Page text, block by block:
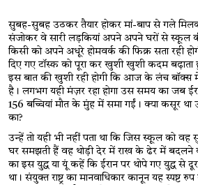
सुबह-सुबह उठकर तैयार होकर मां-बाप से गले
संजोकर वे सारी लड़कियां अपने अपने घरों से स्कूल
किसी को अपने अधूरे होमवर्क की फिक्र सता रही
दिए गए टॉस्क को पूरा कर खुशी खुशी कदम बढ़ाता
इस बात की खुशी रही होगी कि आज के लंच बॉक्स
है। लगभग यही मंज़र रहा होगा उस समय का जब
156 बच्चियां मौत के मुंह में समा गईं। क्या कसूर था
का?
उन्हें तो यही भी नहीं पता था कि जिस स्कूल को वह
घर समझती हैं वह थोड़ी देर में राख के ढेर में बदलने
का इस युद्ध या यूं कहें कि ईरान पर थोपे गए युद्ध से
था। संयुक्त राष्ट्र का मानवाधिकार कानून यह स्पष्ट